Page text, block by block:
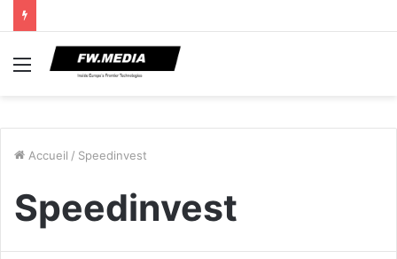
Menu
Accueil / Speedinvest
Speedinvest